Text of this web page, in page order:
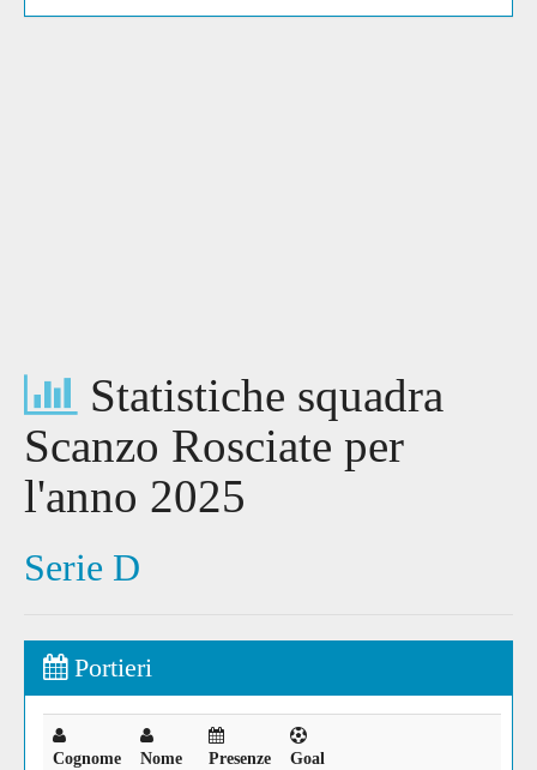
Statistiche squadra
Scanzo Rosciate per
l'anno 2025
Serie D
Portieri
Cognome Nome Presenze
Goal